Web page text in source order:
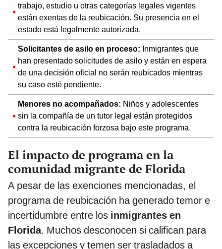
trabajo, estudio u otras categorías legales vigentes
están exentas de la reubicación. Su presencia en el
estado está legalmente autorizada.
Solicitantes de asilo en proceso: Inmigrantes que
han presentado solicitudes de asilo y están en espera
de una decisión oficial no serán reubicados mientras
su caso esté pendiente.
Menores no acompañados: Niños y adolescentes
sin la compañía de un tutor legal están protegidos
contra la reubicación forzosa bajo este programa.
El impacto de programa en la
comunidad migrante de Florida
A pesar de las exenciones mencionadas, el
programa de reubicación ha generado temor e
incertidumbre entre los inmigrantes en
Florida. Muchos desconocen si califican para
las excepciones y temen ser trasladados a